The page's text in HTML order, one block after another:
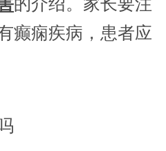
的介绍。家长要注
癫痫疾病，患者应